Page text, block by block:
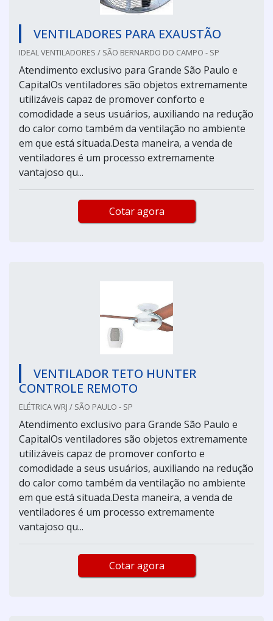
VENTILADORES PARA EXAUSTÃO
IDEAL VENTILADORES / SÃO BERNARDO DO CAMPO - SP
Atendimento exclusivo para Grande São Paulo e
CapitalOs ventiladores são objetos extremamente
utilizáveis capaz de promover conforto e
comodidade a seus usuários, auxiliando na redução
do calor como também da ventilação no ambiente
em que está situada.Desta maneira, a venda de
ventiladores é um processo extremamente
vantajoso qu...
Cotar agora
VENTILADOR TETO HUNTER
CONTROLE REMOTO
ELÉTRICA WRJ / SÃO PAULO - SP
Atendimento exclusivo para Grande São Paulo e
CapitalOs ventiladores são objetos extremamente
utilizáveis capaz de promover conforto e
comodidade a seus usuários, auxiliando na redução
do calor como também da ventilação no ambiente
em que está situada.Desta maneira, a venda de
ventiladores é um processo extremamente
vantajoso qu...
Cotar agora